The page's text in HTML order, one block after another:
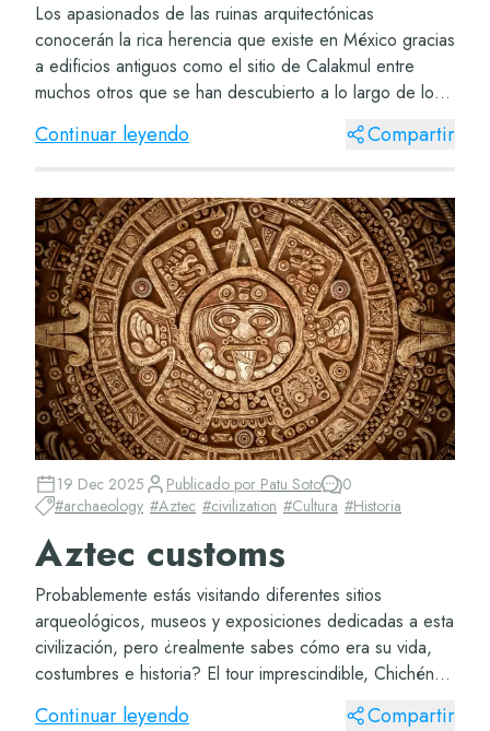
Los apasionados de las ruinas arquitectónicas
conocerán la rica herencia que existe en México gracias
a edificios antiguos como el sitio de Calakmul entre
muchos otros que se han descubierto a lo largo de los
siglos. Si aún quieres conocer más sobre...
Continuar leyendo Compartir
19 Dec 2025 Publicado por Patu Soto
0
#archaeology #Aztec #civilization #Cultura #Historia
Aztec customs
Probablemente estás visitando diferentes sitios
arqueológicos, museos y exposiciones dedicadas a esta
civilización, pero ¿realmente sabes cómo era su vida,
costumbres e historia? El tour imprescindible, Chichén
Itzá, perfecto para que comiences el pr...
Continuar leyendo Compartir